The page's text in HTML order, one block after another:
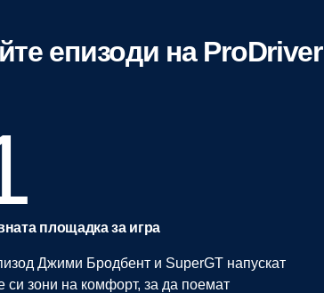
епизоди на ProDriver
площадка за игра
Джими Бродбент и SuperGT напускат
си зони на комфорт, за да поемат